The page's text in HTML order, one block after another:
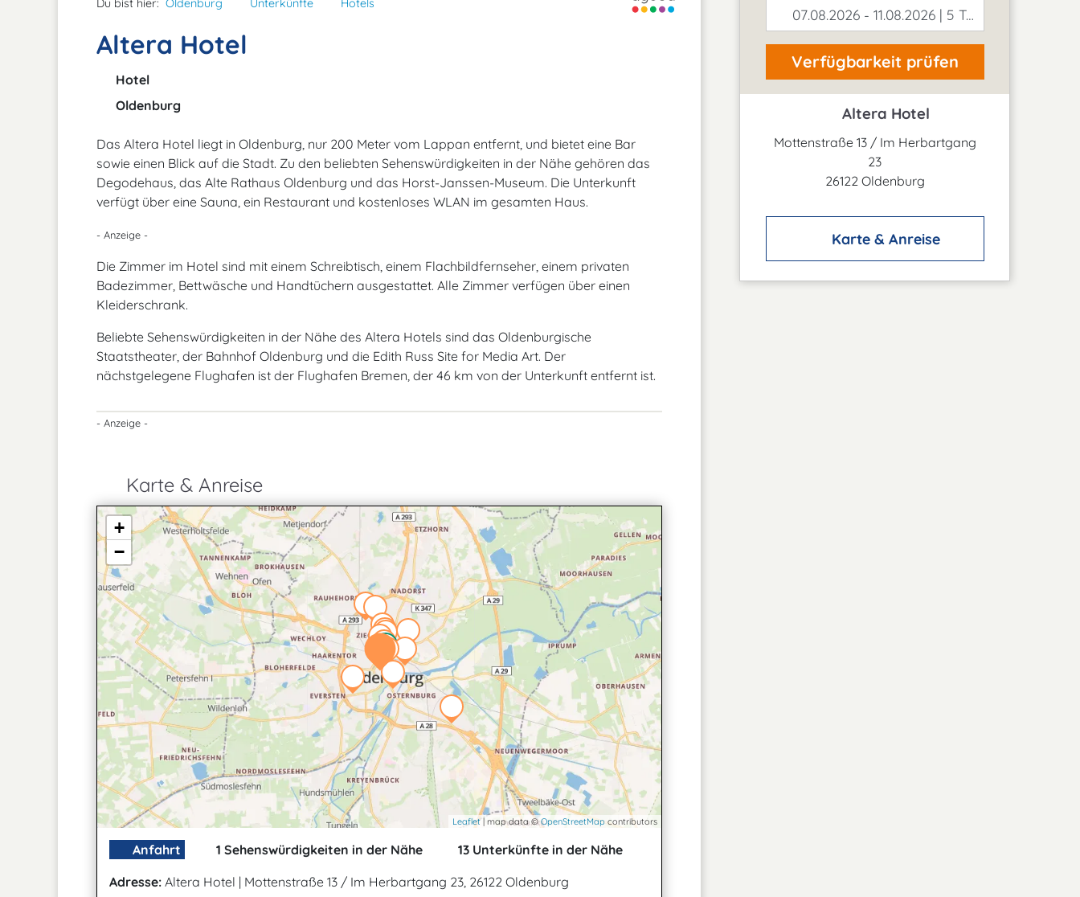
Du bist hier: Oldenburg Unterkünfte Hotels
Altera Hotel
Hotel
Oldenburg
Das Altera Hotel liegt in Oldenburg, nur 200 Meter vom Lappan entfernt, und bietet eine Bar
sowie einen Blick auf die Stadt. Zu den beliebten Sehenswürdigkeiten in der Nähe gehören das
Degodehaus, das Alte Rathaus Oldenburg und das Horst-Janssen-Museum. Die Unterkunft
verfügt über eine Sauna, ein Restaurant und kostenloses WLAN im gesamten Haus.
- Anzeige -
Die Zimmer im Hotel sind mit einem Schreibtisch, einem Flachbildfernseher, einem privaten
Badezimmer, Bettwäsche und Handtüchern ausgestattet. Alle Zimmer verfügen über einen
Kleiderschrank.
Beliebte Sehenswürdigkeiten in der Nähe des Altera Hotels sind das Oldenburgische
Staatstheater, der Bahnhof Oldenburg und die Edith Russ Site for Media Art. Der
nächstgelegene Flughafen ist der Flughafen Bremen, der 46 km von der Unterkunft entfernt ist.
- Anzeige -
Karte & Anreise
+
−
Leaflet| map data ©OpenStreetMap contributors
Anfahrt 1 Sehenswürdigkeiten in der Nähe
13 Unterkünfte in der Nähe
Adresse: Altera Hotel | Mottenstraße 13 / Im Herbartgang 23, 26122 Oldenburg
07.08.2026 - 11.08.2026 | 5 Tage
Verfügbarkeit prüfen
Altera Hotel
Mottenstraße 13 / Im Herbartgang
23
26122 Oldenburg
Karte & Anreise